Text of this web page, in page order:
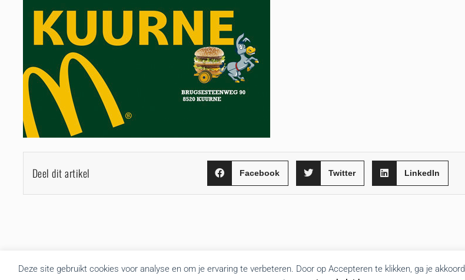
Deze site gebruikt cookies voor analyse en om je ervaring te verbeteren. Door op Accepteren te klikken, ga je
Deel dit artikel Facebook Twitter LinkedIn